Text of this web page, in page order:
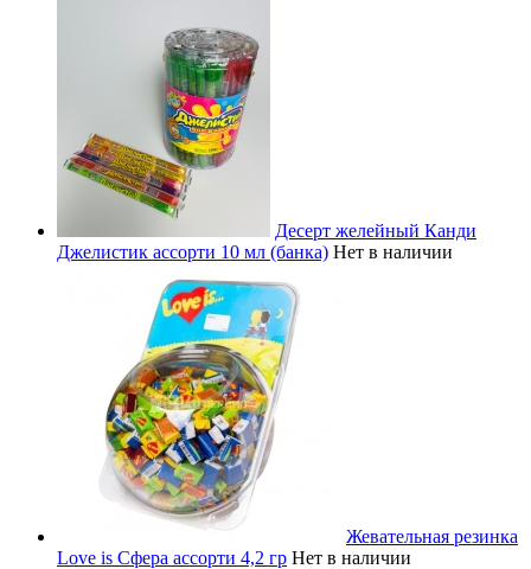
Десерт желейный Канди
Джелистик ассорти 10 мл (банка) Нет в наличии
Жевательная резинка
Love is Сфера ассорти 4,2 гр Нет в наличии